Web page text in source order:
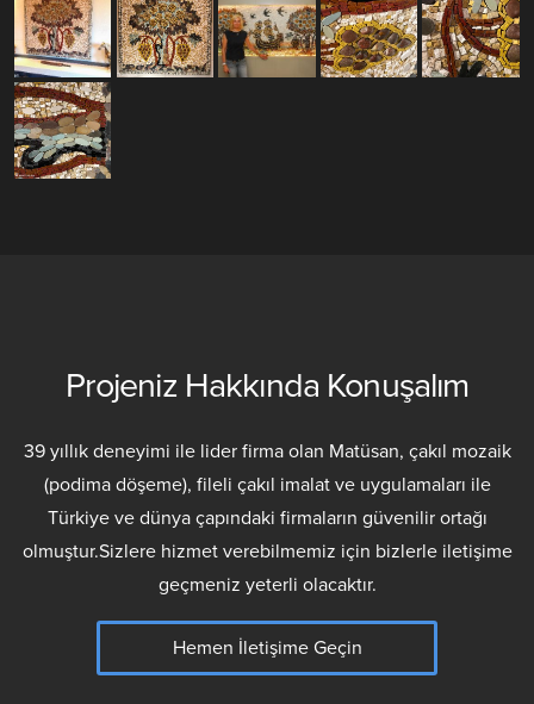
Projeniz Hakkında Konuşalım
39 yıllık deneyimi ile lider firma olan Matüsan, çakıl mozaik
(podima döşeme), fileli çakıl imalat ve uygulamaları ile
Türkiye ve dünya çapındaki firmaların güvenilir ortağı
olmuştur.Sizlere hizmet verebilmemiz için bizlerle iletişime
geçmeniz yeterli olacaktır.
Hemen İletişime Geçin